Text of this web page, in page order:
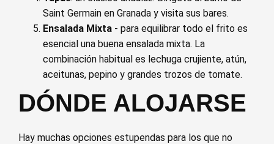
Saint Germain en Granada y visita sus bares.
Ensalada Mixta - para equilibrar todo el frito es
esencial una buena ensalada mixta. La
combinación habitual es lechuga crujiente, atún,
aceitunas, pepino y grandes trozos de tomate.
DÓNDE ALOJARSE
Hay muchas opciones estupendas para los que no